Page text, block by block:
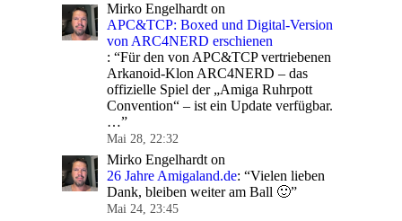
Mirko Engelhardton
APC&TCP: Boxed und Digital-Version
von ARC4NERD erschienen
: “Für den von APC&TCP vertriebenen
Arkanoid-Klon ARC4NERD – das
offizielle Spiel der „Amiga Ruhrpott
Convention“ – ist ein Update verfügbar.
…”
Mai 28, 22:32
Mirko Engelhardton
26 Jahre Amigaland.de: “Vielen lieben
Dank, bleiben weiter am Ball 🙂”
Mai 24, 23:45